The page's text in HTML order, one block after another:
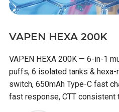
VAPEN HEXA 200K
VAPEN HEXA 200K — 6-in-1
puffs, 6 isolated tanks &
switch, 650mAh Type-C fast
fast response, CTT consistent